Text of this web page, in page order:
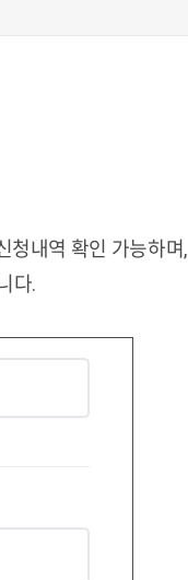
청내역 확인 가능하며,
다.